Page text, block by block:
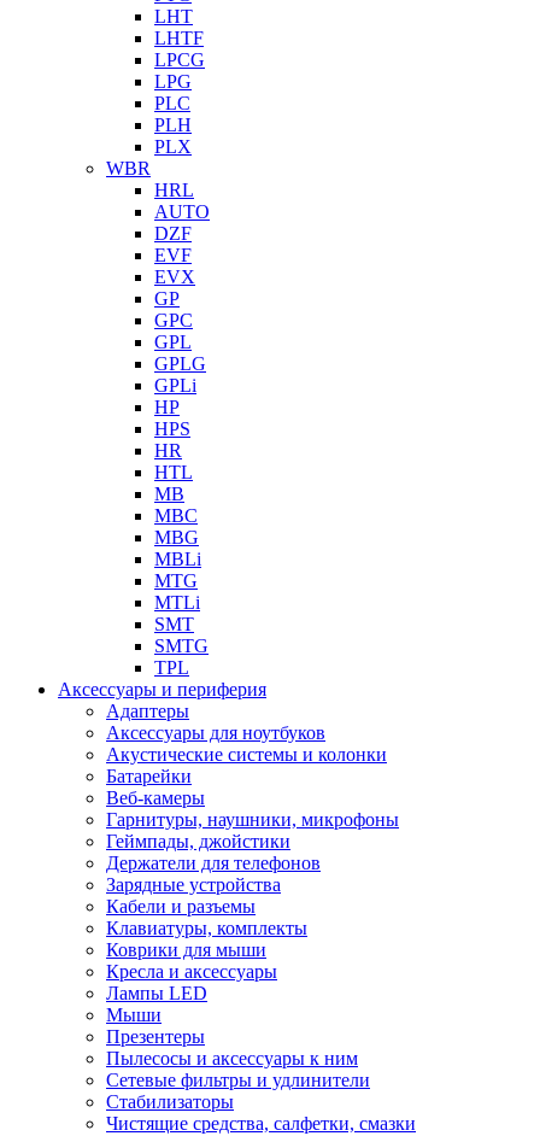
LHT
LHTF
LPCG
LPG
PLC
PLH
PLX
WBR
HRL
AUTO
DZF
EVF
EVX
GP
GPC
GPL
GPLG
GPLi
HP
HPS
HR
HTL
MB
MBC
MBG
MBLi
MTG
MTLi
SMT
SMTG
TPL
Аксессуары и периферия
Адаптеры
Аксессуары для ноутбуков
Акустические системы и колонки
Батарейки
Веб-камеры
Гарнитуры, наушники, микрофоны
Геймпады, джойстики
Держатели для телефонов
Зарядные устройства
Кабели и разъемы
Клавиатуры, комплекты
Коврики для мыши
Кресла и аксессуары
Лампы LED
Мыши
Презентеры
Пылесосы и аксессуары к ним
Сетевые фильтры и удлинители
Стабилизаторы
Чистящие средства, салфетки, смазки